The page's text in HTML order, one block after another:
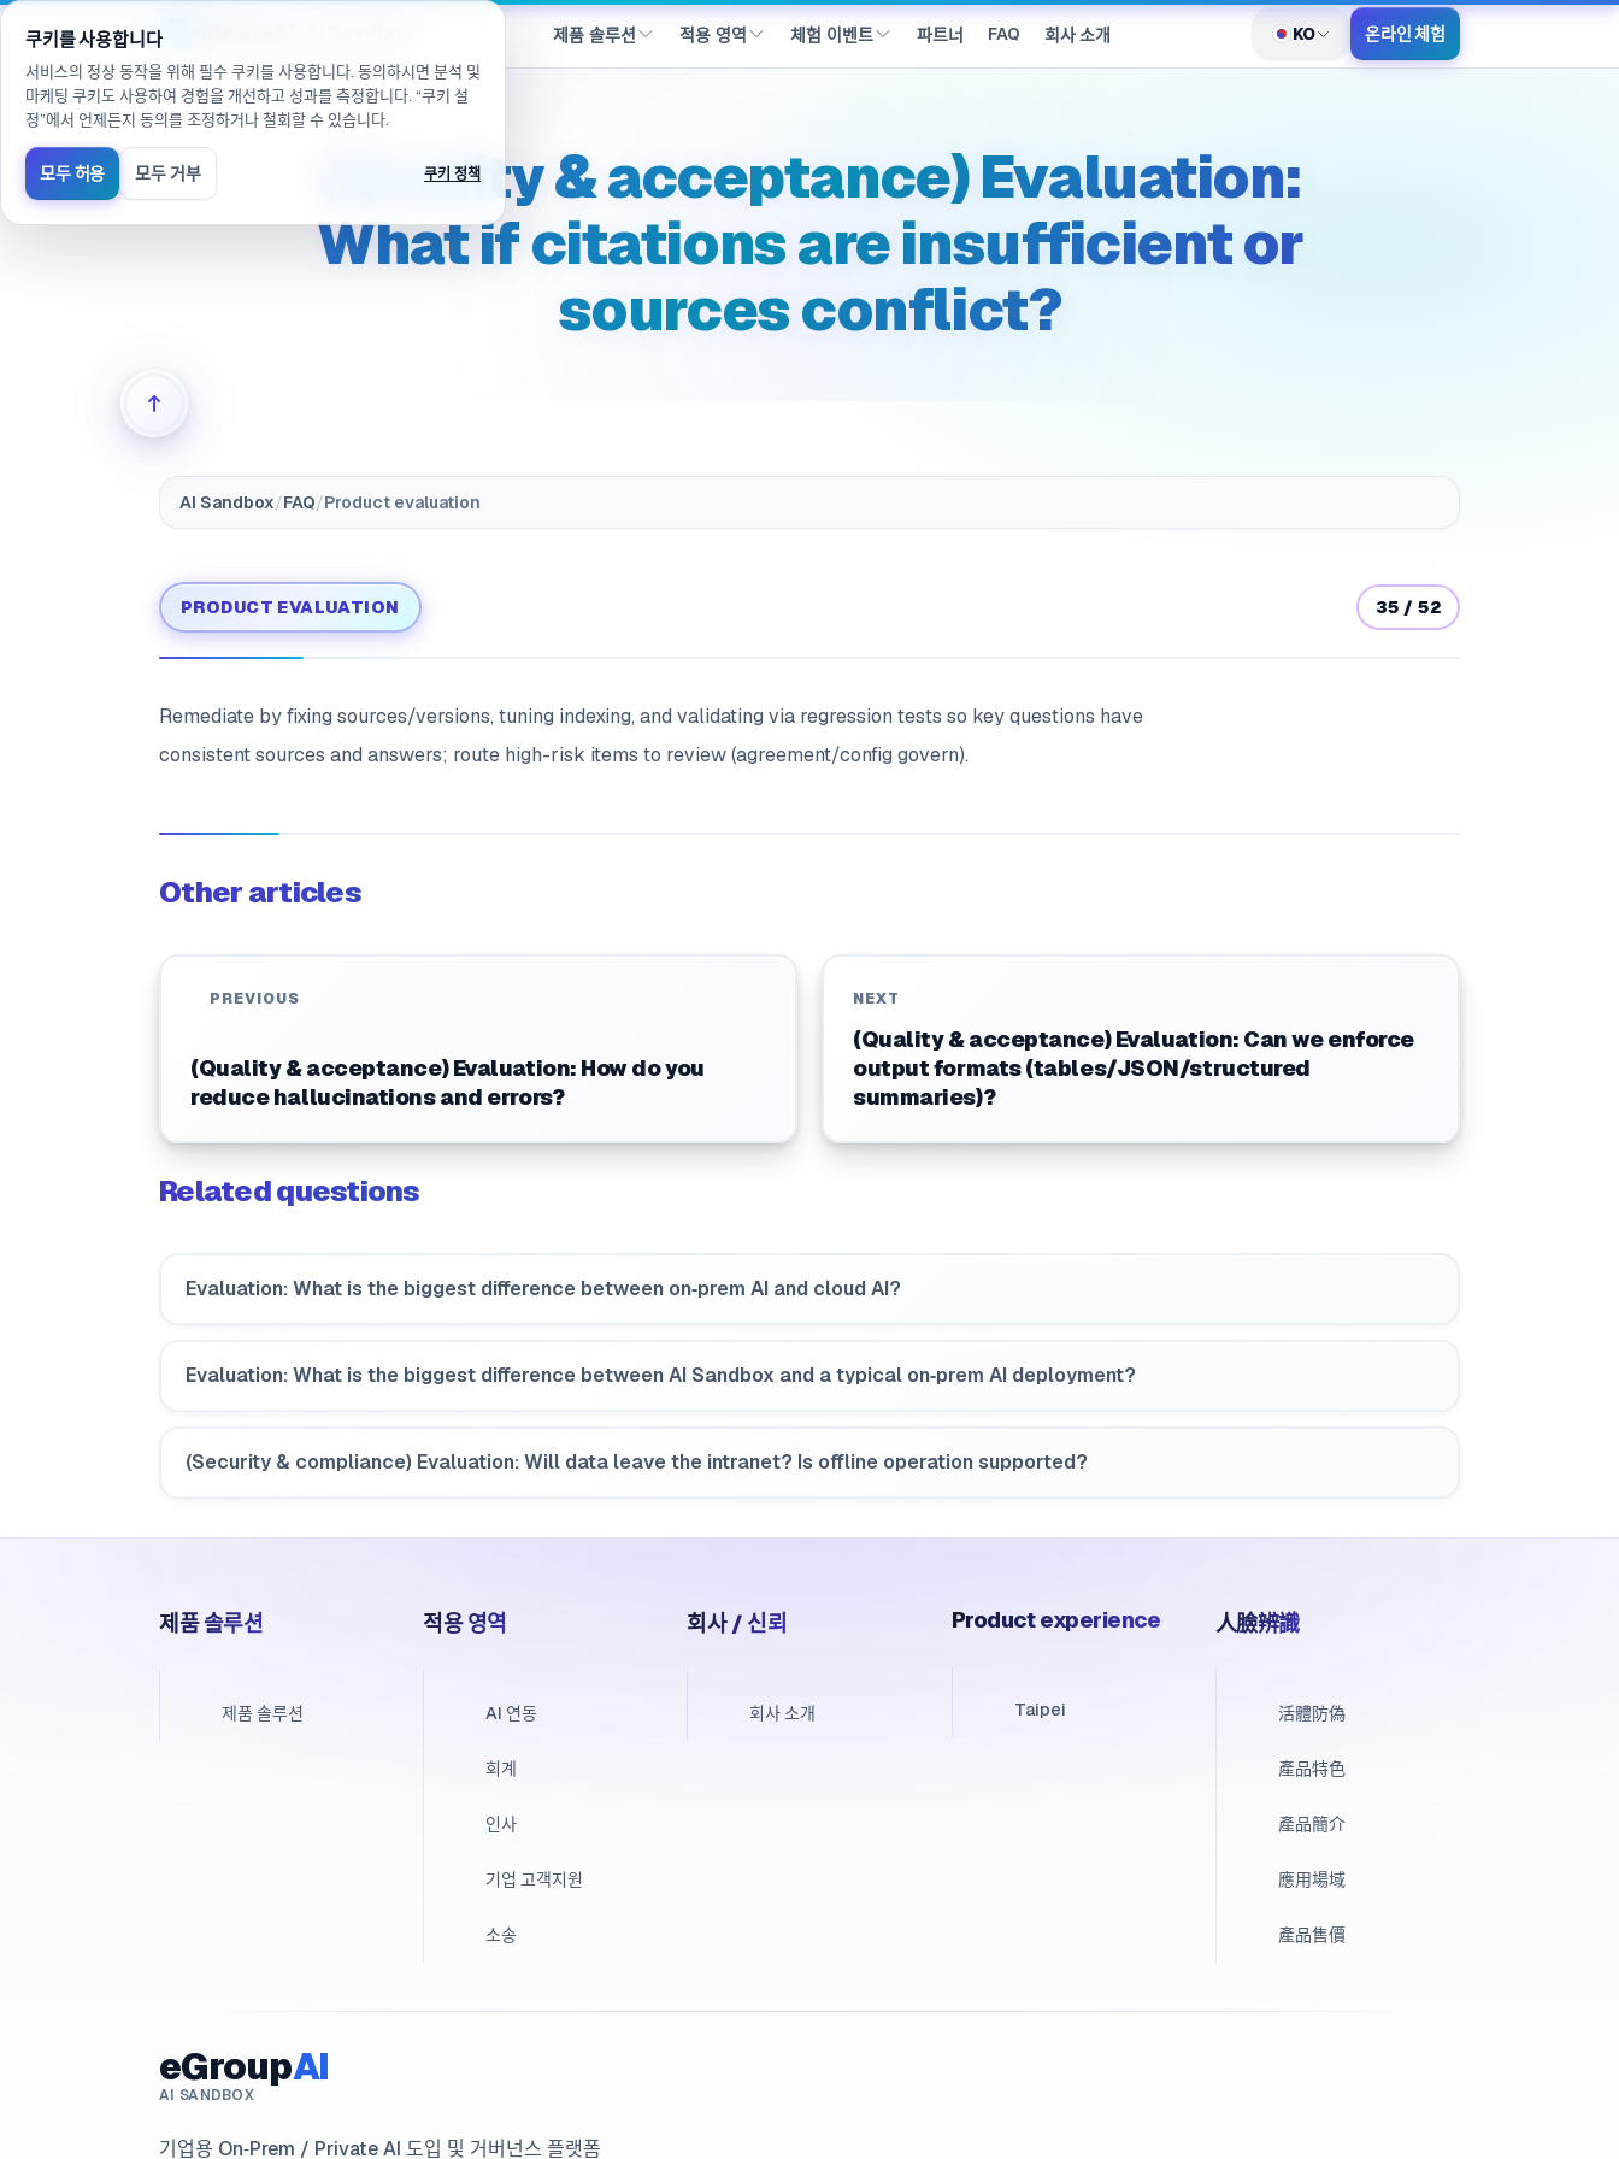
/ko/products/ai-sandbox/faq/evaluation.quality.citations_conflicts(으)로 이동했습니다
제품 솔루션 적용 영역 체험 이벤트 파트너 FAQ 회사 소개 언어 전환
KO 온라인 체험
(Quality & acceptance) Evaluation:
What if citations are insufficient or
sources conflict?
AI Sandbox/FAQ/Product evaluation
PRODUCT EVALUATION 35 /52
Remediate by fixing sources/versions, tuning indexing, and validating via regression tests so key questions have
consistent sources and answers; route high-risk items to review (agreement/config govern).
Other articles
PREVIOUS
(Quality & acceptance) Evaluation: How do you
reduce hallucinations and errors?
NEXT
(Quality & acceptance) Evaluation: Can we enforce
output formats (tables/JSON/structured
summaries)?
Related questions
Evaluation: What is the biggest difference between on‑prem AI and cloud AI?
Evaluation: What is the biggest difference between AI Sandbox and a typical on‑prem AI deployment?
(Security & compliance) Evaluation: Will data leave the intranet? Is offline operation supported?
제품 솔루션
제품 솔루션
적용 영역
AI 연동
회계
인사
기업 고객지원
소송
회사 / 신뢰
회사 소개
Product experience
Taipei
人臉辨識
活體防偽
產品特色
產品簡介
應用場域
產品售價
eGroupAI
AI SANDBOX
기업용 On‑Prem / Private AI 도입 및 거버넌스 플랫폼
쿠키를 사용합니다
서비스의 정상 동작을 위해 필수 쿠키를 사용합니다. 동의하시면 분석 및
마케팅 쿠키도 사용하여 경험을 개선하고 성과를 측정합니다. “쿠키 설
정”에서 언제든지 동의를 조정하거나 철회할 수 있습니다.
모두 허용 모두 거부 쿠키 정책